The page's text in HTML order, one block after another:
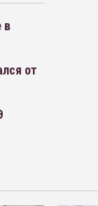
в
от